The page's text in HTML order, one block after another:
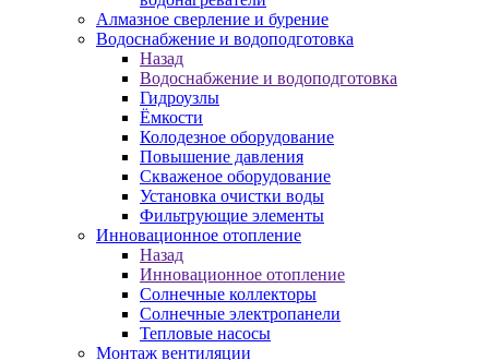
Алмазное сверление и бурение
Водоснабжение и водоподготовка
Назад
Водоснабжение и водоподготовка
Гидроузлы
Ёмкости
Колодезное оборудование
Повышение давления
Скваженое оборудование
Установка очистки воды
Фильтрующие элементы
Инновационное отопление
Назад
Инновационное отопление
Солнечные коллекторы
Солнечные электропанели
Тепловые насосы
Монтаж вентиляции